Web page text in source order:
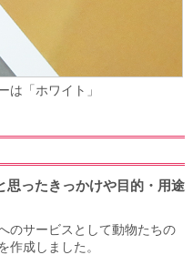
は「ホワイト」
思ったきっかけや目的・用途
のサービスとして動物たちの
作成しました。